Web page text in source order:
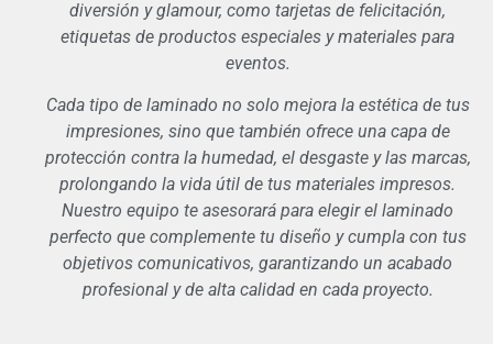
diversión y glamour, como tarjetas de felicitación,
etiquetas de productos especiales y materiales para
eventos.
Cada tipo de laminado no solo mejora la estética de tus
impresiones, sino que también ofrece una capa de
protección contra la humedad, el desgaste y las marcas,
prolongando la vida útil de tus materiales impresos.
Nuestro equipo te asesorará para elegir el laminado
perfecto que complemente tu diseño y cumpla con tus
objetivos comunicativos, garantizando un acabado
profesional y de alta calidad en cada proyecto.